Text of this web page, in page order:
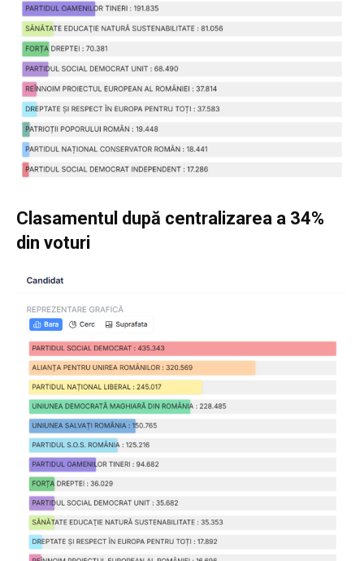
Clasamentul după centralizarea a 34%
din voturi